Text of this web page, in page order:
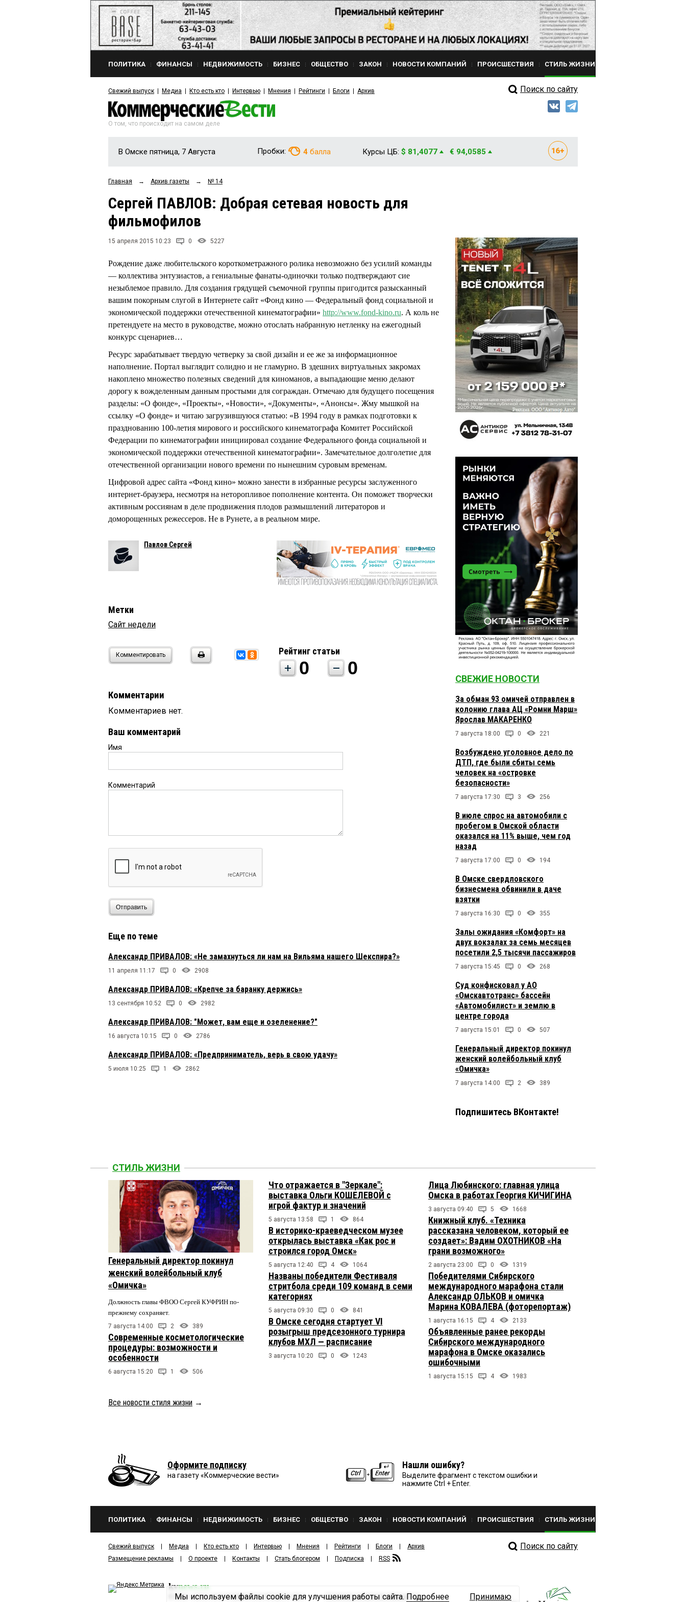
ПОЛИТИКА ФИНАНСЫ НЕДВИЖИМОСТЬ БИЗНЕС ОБЩЕСТВО ЗАКОН НОВОСТИ КОМПАНИЙ ПРОИСШЕСТВИЯ СТИЛЬ ЖИЗНИ
Свежий выпуск Медиа Кто есть кто Интервью Мнения Рейтинги Блоги Архив Поиск по сайту
О том, что происходит на самом деле
В Омске пятница, 7 Августа Пробки: 4 балла Курсы ЦБ: $ 81,4077 € 94,0585
Главная → Архив газеты → № 14
Сергей ПАВЛОВ: Добрая сетевая новость для
фильмофилов
15 апреля 2015 10:23 0 5227
Рождение даже любительского короткометражного ролика невозможно без усилий команды
— коллектива энтузиастов, а гениальные фанаты-одиночки только подтверждают сие
незыблемое правило. Для создания грядущей съемочной группы пригодится разысканный
вашим покорным слугой в Интернете сайт «Фонд кино — Федеральный фонд социальной и
экономической поддержки отечественной кинематографии» http://www.fond-kino.ru. А коль не
претендуете на место в руководстве, можно отослать набранную нетленку на ежегодный
конкурс сценариев…
Ресурс зарабатывает твердую четверку за свой дизайн и ее же за информационное
наполнение. Портал выглядит солидно и не гламурно. В здешних виртуальных закромах
накоплено множество полезных сведений для киноманов, а выпадающие меню делают
дорогу к вожделенным данным простыми для сограждан. Отмечаю для будущего посещения
разделы: «О фонде», «Проекты», «Новости», «Документы», «Анонсы». Жму мышкой на
ссылку «О фонде» и читаю загрузившуюся статью: «В 1994 году в рамках подготовки к
празднованию 100-летия мирового и российского кинематографа Комитет Российской
Федерации по кинематографии инициировал создание Федерального фонда социальной и
экономической поддержки отечественной кинематографии». Замечательное долголетие для
отечественной организации нового времени по нынешним суровым временам.
Цифровой адрес сайта «Фонд кино» можно занести в избранные ресурсы заслуженного
интернет-браузера, несмотря на неторопливое пополнение контента. Он поможет творчески
активным россиянам в деле продвижения плодов размышлений литераторов и
доморощенных режессеров. Не в Рунете, а в реальном мире.
Павлов Сергей
Метки
Сайт недели
Комментировать Рейтинг статьи
0 0
Комментарии
Комментариев нет.
Ваш комментарий
Имя
Комментарий
Отправить
Еще по теме
Александр ПРИВАЛОВ: «Не замахнуться ли нам на Вильяма нашего Шекспира?»
11 апреля 11:17 0 2908
Александр ПРИВАЛОВ: «Крепче за баранку держись»
13 сентября 10:52 0 2982
Александр ПРИВАЛОВ: "Может, вам еще и озеленение?"
16 августа 10:15 0 2786
Александр ПРИВАЛОВ: «Предприниматель, верь в свою удачу»
5 июля 10:25 1 2862
СВЕЖИЕ НОВОСТИ
За обман 93 омичей отправлен в
колонию глава АЦ «Ромни Марш»
Ярослав МАКАРЕНКО
7 августа 18:00 0 221
Возбуждено уголовное дело по
ДТП, где были сбиты семь
человек на «островке
безопасности»
7 августа 17:30 3 256
В июле спрос на автомобили с
пробегом в Омской области
оказался на 11% выше, чем год
назад
7 августа 17:00 0 194
В Омске свердловского
бизнесмена обвинили в даче
взятки
7 августа 16:30 0 355
Залы ожидания «Комфорт» на
двух вокзалах за семь месяцев
посетили 2,5 тысячи пассажиров
7 августа 15:45 0 268
Суд конфисковал у АО
«Омскавтотранс» бассейн
«Автомобилист» и землю в
центре города
7 августа 15:01 0 507
Генеральный директор покинул
женский волейбольный клуб
«Омичка»
7 августа 14:00 2 389
Подпишитесь ВКонтакте!
СТИЛЬ ЖИЗНИ
Генеральный директор покинул
женский волейбольный клуб
«Омичка»
Должность главы ФВОО Сергей КУФРИН по-
прежнему сохраняет.
7 августа 14:00 2 389
Современные косметологические
процедуры: возможности и
особенности
6 августа 15:20 1 506
Что отражается в "Зеркале":
выставка Ольги КОШЕЛЕВОЙ с
игрой фактур и значений
5 августа 13:58 1 864
В историко-краеведческом музее
открылась выставка «Как рос и
строился город Омск»
5 августа 12:40 4 1064
Названы победители Фестиваля
стритбола среди 109 команд в семи
категориях
5 августа 09:30 0 841
В Омске сегодня стартует VI
розыгрыш предсезонного турнира
клубов МХЛ — расписание
3 августа 10:20 0 1243
Лица Любинского: главная улица
Омска в работах Георгия КИЧИГИНА
3 августа 09:40 5 1668
Книжный клуб. «Техника
рассказана человеком, который ее
создает»: Вадим ОХОТНИКОВ «На
грани возможного»
2 августа 23:00 0 1319
Победителями Сибирского
международного марафона стали
Александр ОЛЬКОВ и омичка
Марина КОВАЛЕВА (фоторепортаж)
1 августа 16:15 4 2133
Объявленные ранее рекорды
Сибирского международного
марафона в Омске оказались
ошибочными
1 августа 15:15 4 1983
Все новости стиля жизни →
Оформите подписку
на газету «Коммерческие вести»
Нашли ошибку?
Выделите фрагмент с текстом ошибки и
нажмите Ctrl + Enter.
ПОЛИТИКА ФИНАНСЫ НЕДВИЖИМОСТЬ БИЗНЕС ОБЩЕСТВО ЗАКОН НОВОСТИ КОМПАНИЙ ПРОИСШЕСТВИЯ СТИЛЬ ЖИЗНИ
Свежий выпуск Медиа Кто есть кто Интервью Мнения Рейтинги Блоги
Архив
Размещение рекламы
О проекте Контакты Стать блогером Подписка RSS
Поиск по сайту
kvnews.ru
2001—2026ООО ИЗДАТЕЛЬСКИЙ ДОМ «КВ».
Политика конфиденциальности
Мы используем файлы cookie для улучшения работы сайта. Подробнее Принимаю